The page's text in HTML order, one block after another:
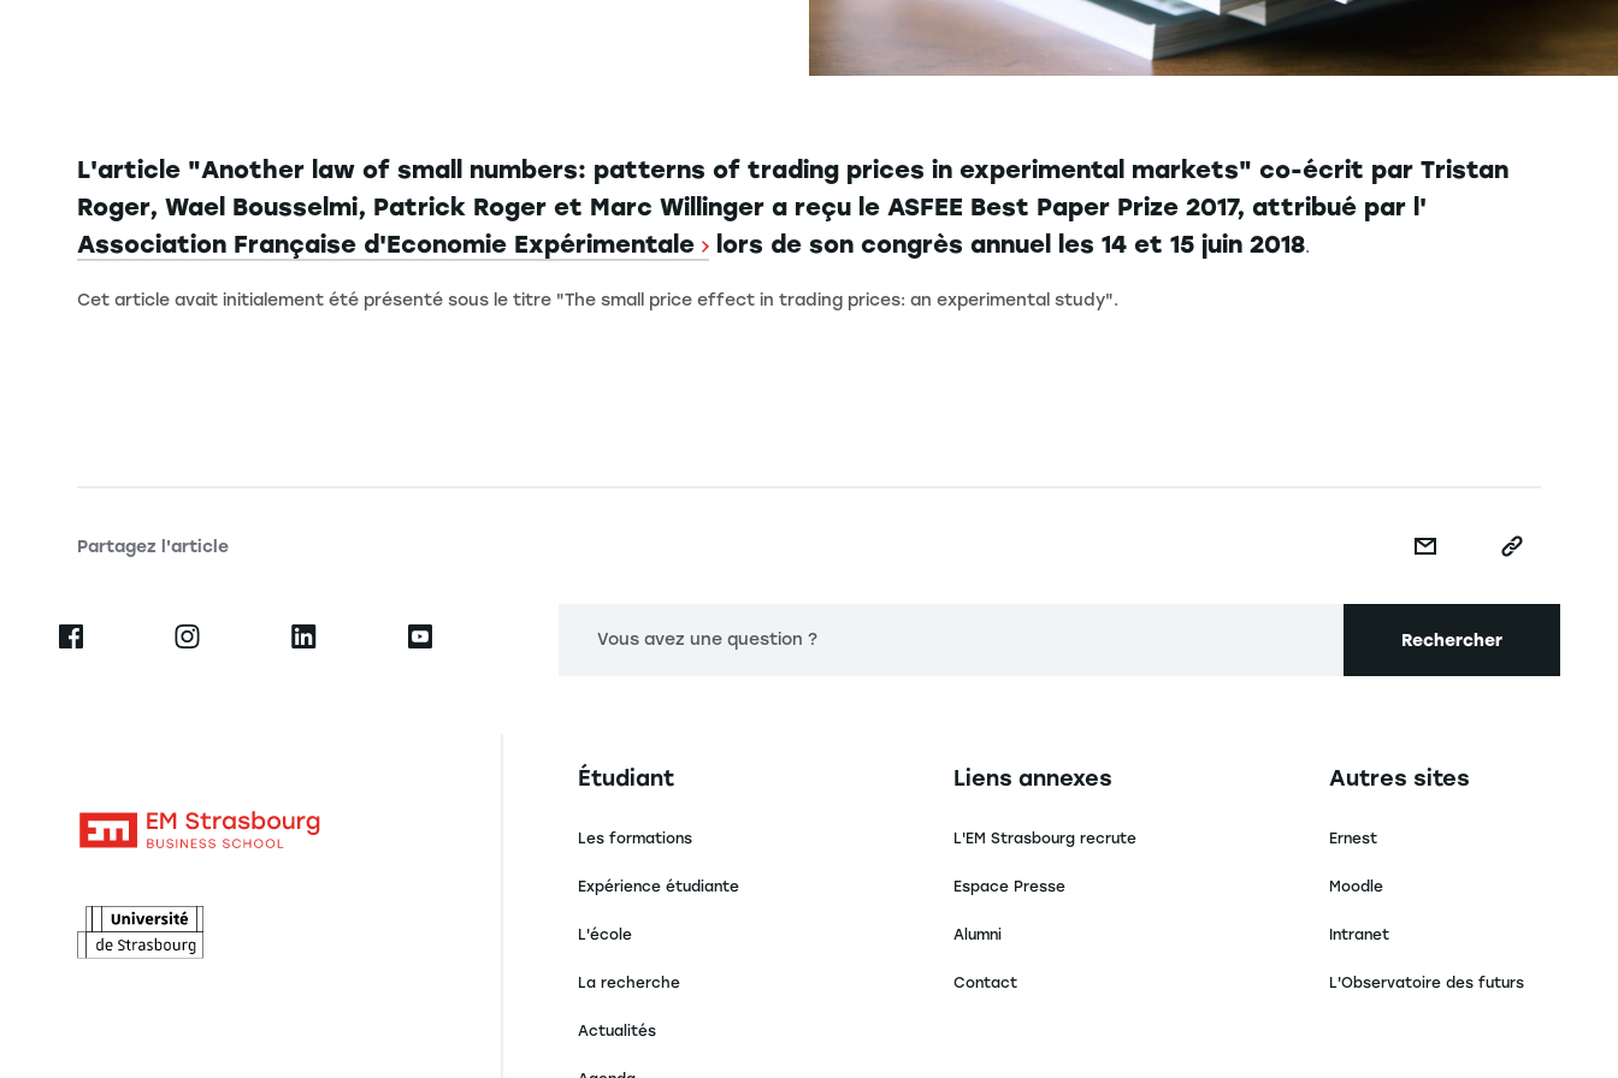
L'article "Another law of small numbers: patterns of trading prices in experimental markets" co-écrit par Tristan
Roger, Wael Bousselmi, Patrick Roger et Marc Willinger a reçu le ASFEE Best Paper Prize 2017, attribué par l'
Association Française d'Economie Expérimentale
lors de son congrès annuel les 14 et 15 juin 2018.
Cet article avait initialement été présenté sous le titre "The small price effect in trading prices: an experimental study".
Partagez l'article
Vous avez une question ? Rechercher
Navigation principale footer
Étudiant
Les formations
Expérience étudiante
L'école
La recherche
Actualités
Navigation secondaire footer
Liens annexes
L'EM Strasbourg recrute
Espace Presse
Alumni
Contact
Navigation tertiaire footer
Autres sites
Ernest
Moodle
Intranet
L'Observatoire des futurs